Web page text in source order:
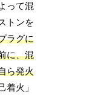
って混
トンを
ラグに
に、混
ら発火
着火」